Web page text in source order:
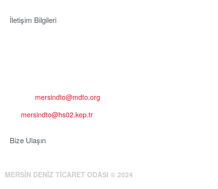
İletişim Bilgileri
mersindto@mdto.org
mersindto@hs02.kep.tr
Bize Ulaşın
MERSİN DENİZ TİCARET ODASI © 2024